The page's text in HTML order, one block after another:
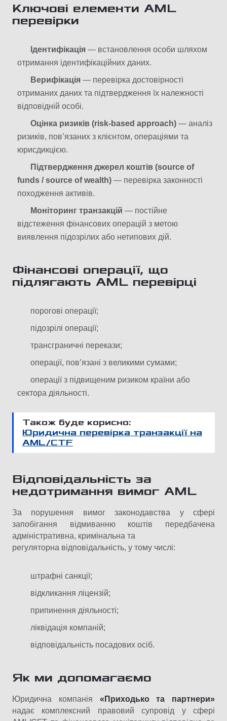
Ключові елементи AML
перевірки
Ідентифікація — встановлення особи шляхом
отримання ідентифікаційних даних.
Верифікація — перевірка достовірності
отриманих даних та підтвердження їх належності
відповідній особі.
Оцінка ризиків (risk-based approach) — аналіз
ризиків, пов’язаних з клієнтом, операціями та
юрисдикцією.
Підтвердження джерел коштів (source of
funds / source of wealth) — перевірка законності
походження активів.
Моніторинг транзакцій — постійне
відстеження фінансових операцій з метою
виявлення підозрілих або нетипових дій.
Фінансові операції, що
підлягають AML перевірці
порогові операції;
підозрілі операції;
трансграничні перекази;
операції, пов’язані з великими сумами;
операції з підвищеним ризиком країни або
сектора діяльності.
Також буде корисно:
Юридична перевірка транзакції на
AML/CTF
Відповідальність за
недотримання вимог AML
За порушення вимог законодавства у сфері
запобігання відмиванню коштів передбачена
адміністративна, кримінальна та
регуляторна відповідальність, у тому числі:
штрафні санкції;
відкликання ліцензій;
припинення діяльності;
ліквідація компаній;
відповідальність посадових осіб.
Як ми допомагаємо
Юридична компанія «Приходько та партнери»
надає комплексний правовий супровід у сфері